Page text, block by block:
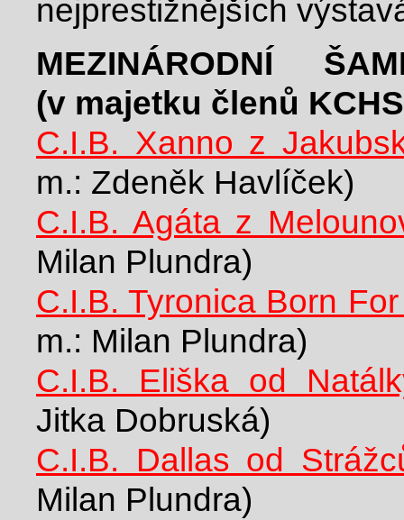
nejprestižnějších
MEZINÁRODNÍ
(v majetku členů
C.I.B. Xanno z
m.: Zdeněk Havlíček)
C.I.B. Agáta z
Milan Plundra)
C.I.B. Tyronica Born
m.: Milan Plundra)
C.I.B. Eliška od
Jitka Dobruská)
C.I.B. Dallas od
Milan Plundra)